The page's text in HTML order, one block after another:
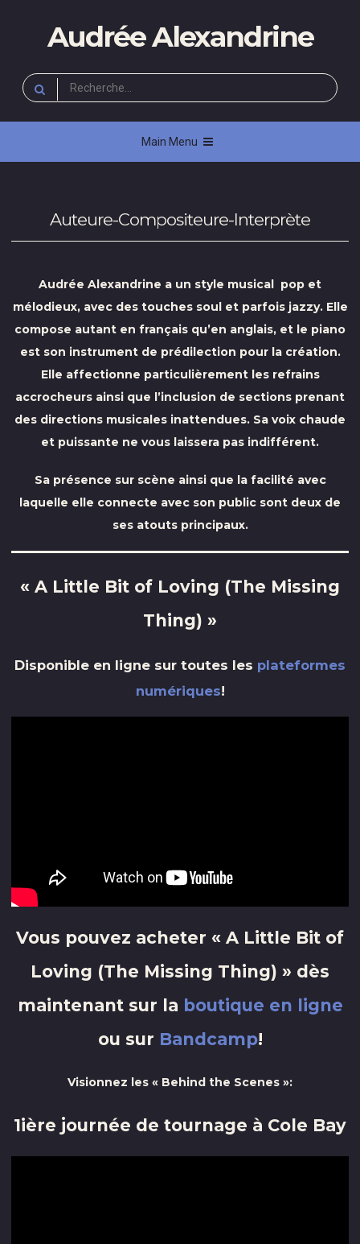
Audrée Alexandrine
Rechercher :
Main Menu
Auteure-Compositeure-Interprète
Audrée Alexandrine a un style musical pop et
mélodieux, avec des touches soul et parfois jazzy. Elle
compose autant en français qu’en anglais, et le piano
est son instrument de prédilection pour la création.
Elle affectionne particulièrement les refrains
accrocheurs ainsi que l’inclusion de sections prenant
des directions musicales inattendues. Sa voix chaude
et puissante ne vous laissera pas indifférent.
Sa présence sur scène ainsi que la facilité avec
laquelle elle connecte avec son public sont deux de
ses atouts principaux.
« A Little Bit of Loving (The Missing
Thing) »
Disponible en ligne sur toutes les plateformes
numériques!
Vous pouvez acheter « A Little Bit of
Loving (The Missing Thing) » dès
maintenant sur la boutique en ligne
ou sur Bandcamp!
Visionnez les « Behind the Scenes »:
1ière journée de tournage à Cole Bay